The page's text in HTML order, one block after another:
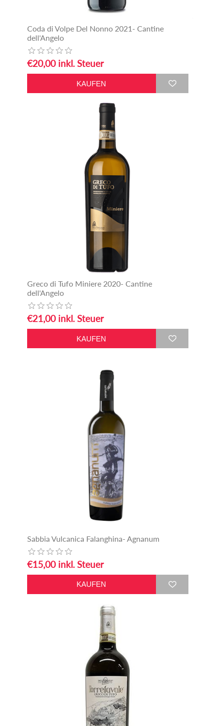
Coda di Volpe Del Nonno 2021- Cantine
dell'Angelo
€20,00 inkl. Steuer
Greco di Tufo Miniere 2020- Cantine
dell'Angelo
€21,00 inkl. Steuer
Sabbia Vulcanica Falanghina- Agnanum
€15,00 inkl. Steuer